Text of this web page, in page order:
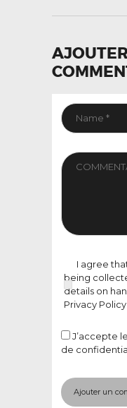
I agree
being
details on
Privacy Policy
J’accepte
de